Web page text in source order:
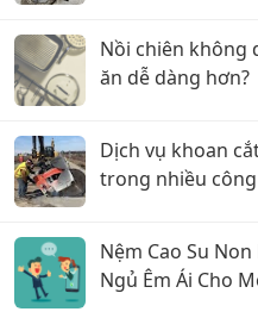
Nồi chiên không
ăn dễ dàng hơn?
Dịch vụ khoan
trong nhiều
Nệm Cao Su
Ngủ Êm Ái Cho